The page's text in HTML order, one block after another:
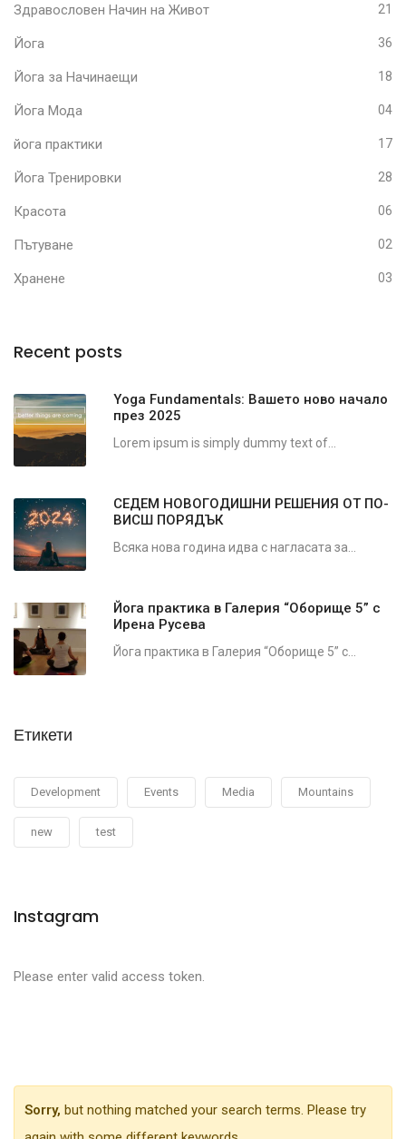
Sorry, but nothing matched your search terms. Please try
Здравословен Начин на Живот 21
Йога 36
Йога за Начинаещи 18
Йога Мода 04
йога практики 17
Йога Тренировки 28
Красота 06
Пътуване 02
Хранене 03
Recent posts
Yoga Fundamentals: Вашето ново начало
през 2025
Lorem ipsum is simply dummy text of...
СЕДЕМ НОВОГОДИШНИ РЕШЕНИЯ ОТ ПО-
ВИСШ ПОРЯДЪК
Всяка нова година идва с нагласата за...
Йога практика в Галерия “Оборище 5” с
Ирена Русева
Йога практика в Галерия “Оборище 5” с...
Етикети
Development Events Media Mountains
new test
Instagram
Please enter valid access token.